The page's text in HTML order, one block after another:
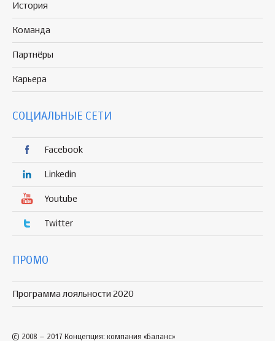
История
Команда
Партнёры
Карьера
СОЦИАЛЬНЫЕ СЕТИ
Facebook
Linkedin
Youtube
Twitter
ПРОМО
Программа лояльности 2020
© 2008 – 2017 Концепция: компания «Баланс»